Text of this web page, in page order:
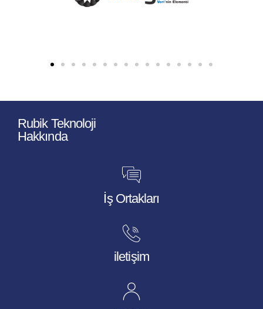
Rubik Teknoloji
Hakkında
İş Ortakları
iletişim